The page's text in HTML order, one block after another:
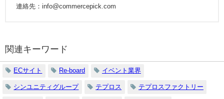
連絡先：info@commercepick.com
関連キーワード
ECサイト Re-board イベント業界
シンユニティグループ テプロス テプロスファクトリー